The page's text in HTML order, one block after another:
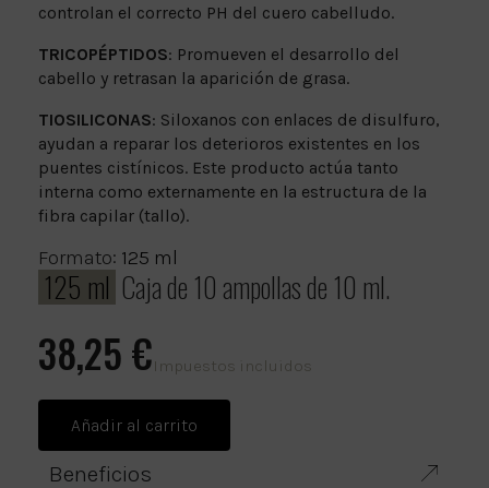
controlan el correcto PH del cuero cabelludo.
TRICOPÉPTIDOS: Promueven el desarrollo del
cabello y retrasan la aparición de grasa.
TIOSILICONAS: Siloxanos con enlaces de disulfuro,
ayudan a reparar los deterioros existentes en los
puentes cistínicos. Este producto actúa tanto
interna como externamente en la estructura de la
fibra capilar (tallo).
Formato: 125 ml
125 ml Caja de 10 ampollas de 10 ml.
38,25 €Impuestos incluidos
Añadir al carrito
Beneficios